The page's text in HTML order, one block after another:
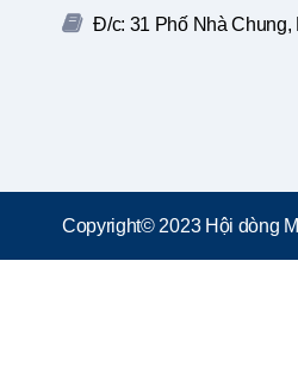
Đ/c: 31 Phố Nhà
Copyright© 2023 Hội dòng